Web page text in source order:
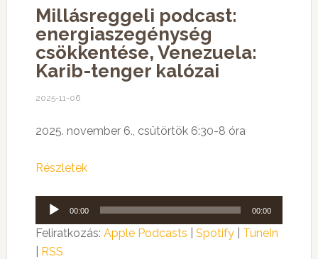
Millásreggeli podcast:
energiaszegénység
csökkentése, Venezuela:
Karib-tenger kalózai
2025-11-06
2025. november 6., csütörtök 6:30-8 óra
Részletek
Audió
lejátszó
00:00 00:00
Feliratkozás: Apple Podcasts Spotify| TuneIn
RSS